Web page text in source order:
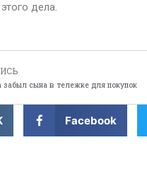
дела.
сына в тележке для покупок
Facebook